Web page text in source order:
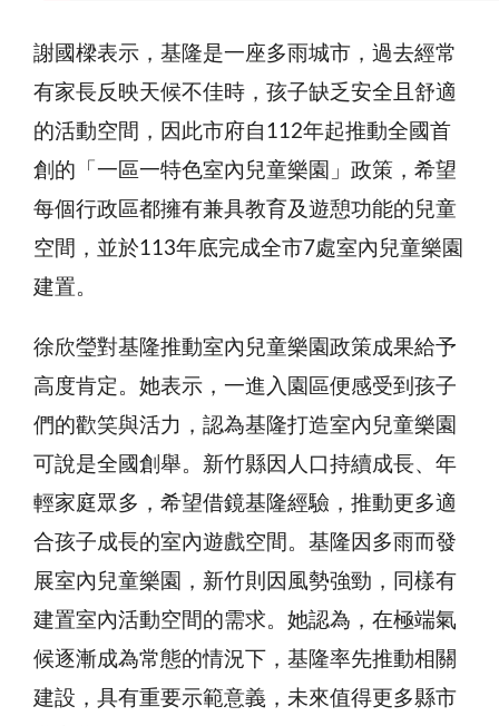
謝國樑表示，基隆是一座多雨城市，過去經常
有家長反映天候不佳時，孩子缺乏安全且舒適
的活動空間，因此市府自112年起推動全國首
創的「一區一特色室內兒童樂園」政策，希望
每個行政區都擁有兼具教育及遊憩功能的兒童
空間，並於113年底完成全市7處室內兒童樂園
建置。
徐欣瑩對基隆推動室內兒童樂園政策成果給予
高度肯定。她表示，一進入園區便感受到孩子
們的歡笑與活力，認為基隆打造室內兒童樂園
可說是全國創舉。新竹縣因人口持續成長、年
輕家庭眾多，希望借鏡基隆經驗，推動更多適
合孩子成長的室內遊戲空間。基隆因多雨而發
展室內兒童樂園，新竹則因風勢強勁，同樣有
建置室內活動空間的需求。她認為，在極端氣
候逐漸成為常態的情況下，基隆率先推動相關
建設，具有重要示範意義，未來值得更多縣市